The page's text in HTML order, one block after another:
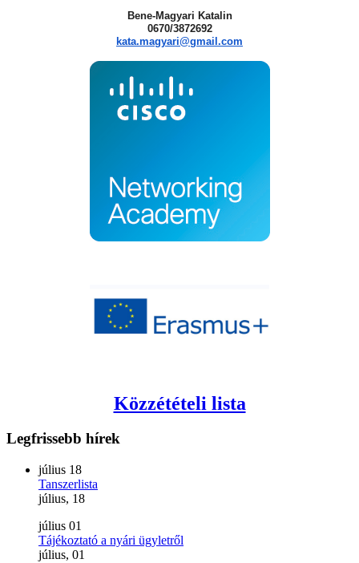
Bene-Magyari Katalin
0670/3872692
kata.magyari@gmail.com
Közzétételi lista
Legfrissebb hírek
július 18
Tanszerlista
július, 18
július 01
Tájékoztató a nyári ügyletről
július, 01